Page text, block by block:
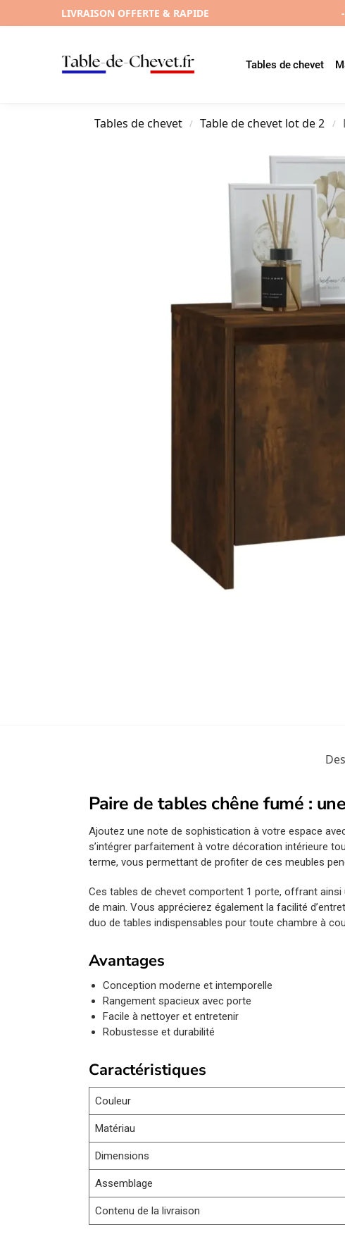
LIVRAISON OFFERTE & RAPIDE
Tables de chevet
Tables de chevet / Table de chevet lot de 2 /
Paire de tables chêne fumé :
Ajoutez une note de sophistication à votre espace
s’intégrer parfaitement à votre décoration intérieure
terme, vous permettant de profiter de ces meubles
Ces tables de chevet comportent 1 porte, offrant ainsi
de main. Vous apprécierez également la facilité
duo de tables indispensables pour toute chambre à
Avantages
Conception moderne et intemporelle
Rangement spacieux avec porte
Facile à nettoyer et entretenir
Robustesse et durabilité
Caractéristiques
Couleur
Matériau
Dimensions
Assemblage
Contenu de la livraison